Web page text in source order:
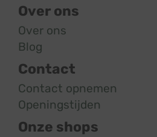
Over ons
Over ons
Blog
Contact
Contact opnemen
Openingstijden
Onze shops